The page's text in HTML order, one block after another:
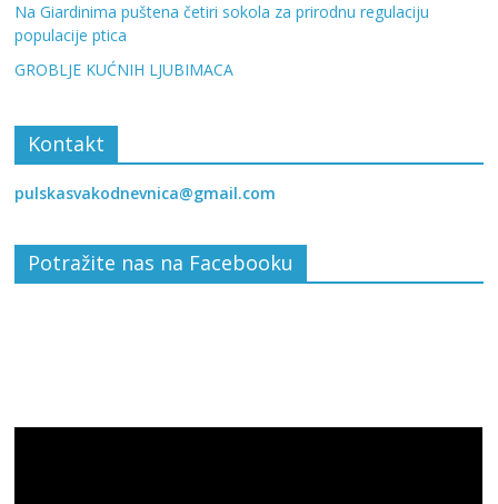
Na Giardinima puštena četiri sokola za prirodnu regulaciju
populacije ptica
GROBLJE KUĆNIH LJUBIMACA
Kontakt
pulskasvakodnevnica@gmail.com
Potražite nas na Facebooku